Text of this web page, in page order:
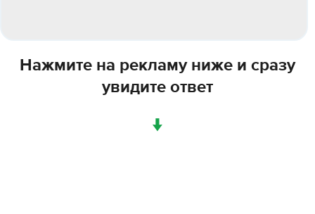
Нажмите на рекламу ниже и сразу
увидите ответ
↓